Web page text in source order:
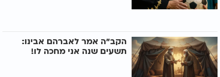
הקב"ה אמר לאברהם אבינו:
תשעים שנה אני מחכה לו!